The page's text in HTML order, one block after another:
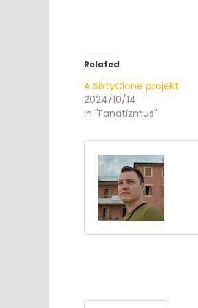
Related
A SixtyClone projekt
2024/10/14
In "Fanatizmus"